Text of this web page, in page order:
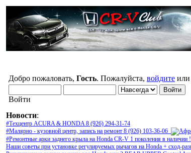
Добро пожаловать, Гость. Пожалуйста, войдите или
Войти
Новости:
#Техцентр ACURA & HONDA 8 (926) 294-31-74
#Малярно - кузовной центр, запись на ремонт 8 (926) 103-36-06
#Ремонтные арки заднего крыла на Honda CR-V 1 поколения в наличии !
Наши советы при установке регулируемых рычагов на Honda + сход-